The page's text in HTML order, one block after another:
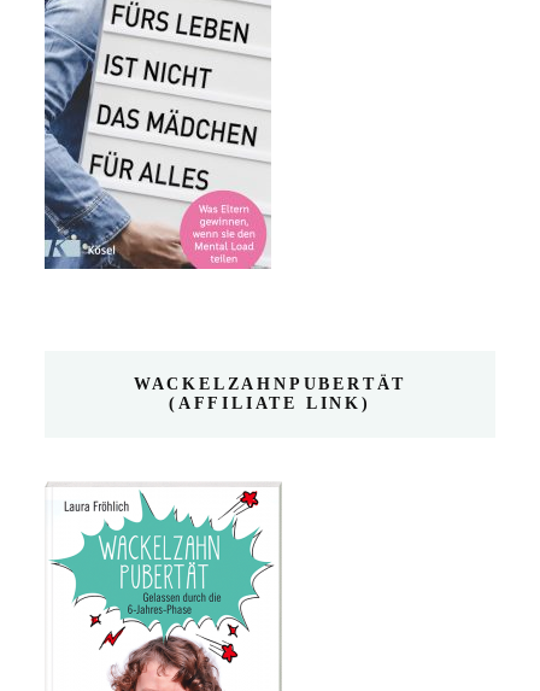
WACKELZAHNPUBERTÄT
(AFFILIATE LINK)